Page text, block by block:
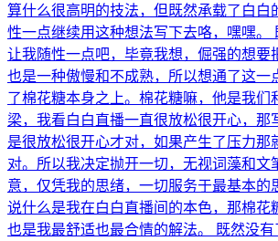
算什么很高明的技法，但既然承载了白白
性一点继续用这种想法写下去咯，嘿嘿。
让我随性一点吧，毕竟我想，倔强的想要
也是一种傲慢和不成熟，所以想通了这一
了棉花糖本身之上。棉花糖嘛，他是我们
梁，我看白白直播一直很放松很开心，那
是很放松很开心才对，如果产生了压力那
对。所以我决定抛开一切，无视词藻和文
意，仅凭我的思绪，一切服务于最基本的
说什么是我在白白直播间的本色，那棉花
也是我最舒适也最合情的解法。 既然没